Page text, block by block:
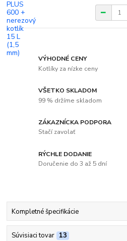
VÝHODNÉ CENY
Kotlíky za nízke ceny
VŠETKO SKLADOM
99 % držíme skladom
ZÁKAZNÍCKA PODPORA
Stačí zavolať
RÝCHLE DODANIE
Doručenie do 3 až 5 dní
Kompletné špecifikácie
Súvisiaci tovar 13